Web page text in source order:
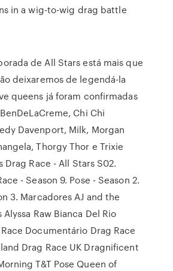
in a wig-to-wig drag battle
de All Stars está mais que
deixaremos de legendá-la
queens já foram confirmadas
Chi Chi
Davenport, Milk, Morgan
Thorgy Thor e Trixie
Drag Race - All Stars S02.
- Season 9. Pose - Season 2.
3. Marcadores AJ and the
Raw Bianca Del Rio
Documentário Drag Race
Drag Race UK Dragnificent
T&T Pose Queen of